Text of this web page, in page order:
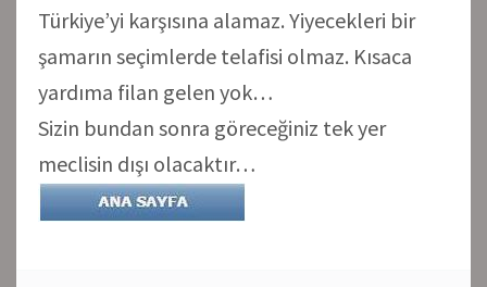
Türkiye’yi karşısına alamaz. Yiyecekleri bir
şamarın seçimlerde telafisi olmaz. Kısaca
yardıma filan gelen yok…
Sizin bundan sonra göreceğiniz tek yer
meclisin dışı olacaktır…